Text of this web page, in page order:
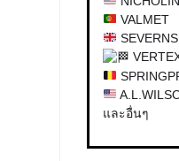
VALMET
และอื่นๆ